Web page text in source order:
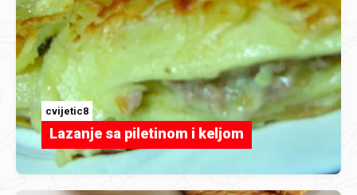
cvijetic8
Lazanje sa piletinom i keljom